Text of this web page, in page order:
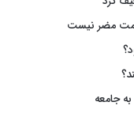
مضر نیست
جامعه